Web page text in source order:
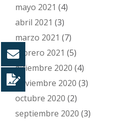
mayo 2021 (4)
abril 2021 (3)
marzo 2021 (7)
febrero 2021 (5)
diciembre 2020 (4)
noviembre 2020 (3)
octubre 2020 (2)
septiembre 2020 (3)